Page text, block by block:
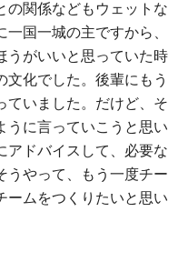
の関係などもウェットな
国一城の主ですから、
うがいいと思っていた時
化でした。後輩にもう
ていました。だけど、そ
うに言っていこうと思い
アドバイスして、必要な
うやって、もう一度チー
ームをつくりたいと思い